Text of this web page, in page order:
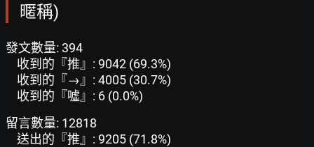
暱稱)
發文數量: 394
收到的『推』: 9042 (69.3%)
收到的『→』: 4005 (30.7%)
收到的『噓』: 6 (0.0%)
留言數量: 12818
送出的『推』: 9205 (71.8%)